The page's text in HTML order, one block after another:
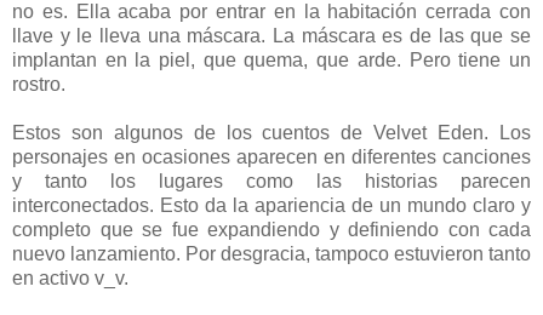
no es. Ella acaba por entrar en la habitación cerrada con
llave y le lleva una máscara. La máscara es de las que se
implantan en la piel, que quema, que arde. Pero tiene un
rostro.
Estos son algunos de los cuentos de Velvet Eden. Los
personajes en ocasiones aparecen en diferentes canciones
y tanto los lugares como las historias parecen
interconectados. Esto da la apariencia de un mundo claro y
completo que se fue expandiendo y definiendo con cada
nuevo lanzamiento. Por desgracia, tampoco estuvieron tanto
en activo v_v.